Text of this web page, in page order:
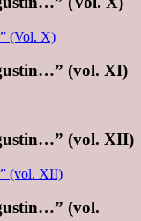
(vol. XI)
(vol. XII)
(vol.